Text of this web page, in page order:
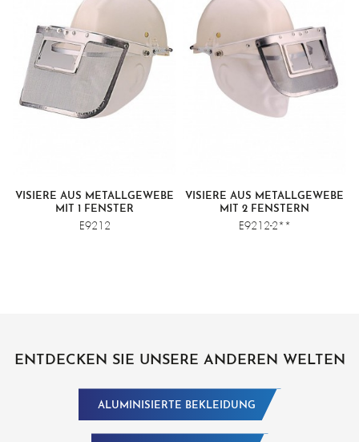
VISIERE AUS METALLGEWEBE
MIT 1 FENSTER
E9212
VISIERE AUS METALLGEWEBE
MIT 2 FENSTERN
E9212-2**
ENTDECKEN SIE UNSERE ANDEREN WELTEN
ALUMINISIERTE BEKLEIDUNG